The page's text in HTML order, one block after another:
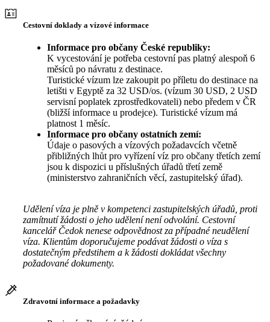
Cestovní doklady a vízové informace
Informace pro občany České republiky:
K vycestování je potřeba cestovní pas platný alespoň 6
měsíců po návratu z destinace.
Turistické vízum lze zakoupit po příletu do destinace na
letišti v Egyptě za 32 USD/os. (vízum 30 USD, 2 USD
servisní poplatek zprostředkovateli) nebo předem v ČR
(bližší informace u prodejce). Turistické vízum má
platnost 1 měsíc.
Informace pro občany ostatních zemí:
Údaje o pasových a vízových požadavcích včetně
přibližných lhůt pro vyřízení víz pro občany třetích zemí
jsou k dispozici u příslušných úřadů třetí země
(ministerstvo zahraničních věcí, zastupitelský úřad).
Udělení víza je plně v kompetenci zastupitelských úřadů, proti
zamítnutí žádosti o jeho udělení není odvolání. Cestovní
kancelář Čedok nenese odpovědnost za případné neudělení
víza. Klientům doporučujeme podávat žádosti o víza s
dostatečným předstihem a k žádosti dokládat všechny
požadované dokumenty.
Zdravotní informace a požadavky